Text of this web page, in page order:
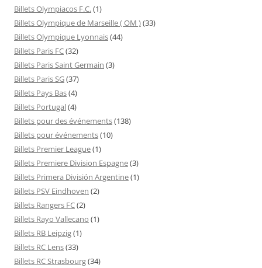
Billets Olympiacos F.C.(1)
Billets Olympique de Marseille ( OM )(33)
Billets Olympique Lyonnais(44)
Billets Paris FC(32)
Billets Paris Saint Germain (3)
Billets Paris SG(37)
Billets Pays Bas(4)
Billets Portugal(4)
Billets pour des événements(138)
Billets pour événements(10)
Billets Premier League(1)
Billets Premiere Division Espagne(3)
Billets Primera División Argentine(1)
Billets PSV Eindhoven (2)
Billets Rangers FC(2)
Billets Rayo Vallecano (1)
Billets RB Leipzig(1)
Billets RC Lens(33)
Billets RC Strasbourg(34)